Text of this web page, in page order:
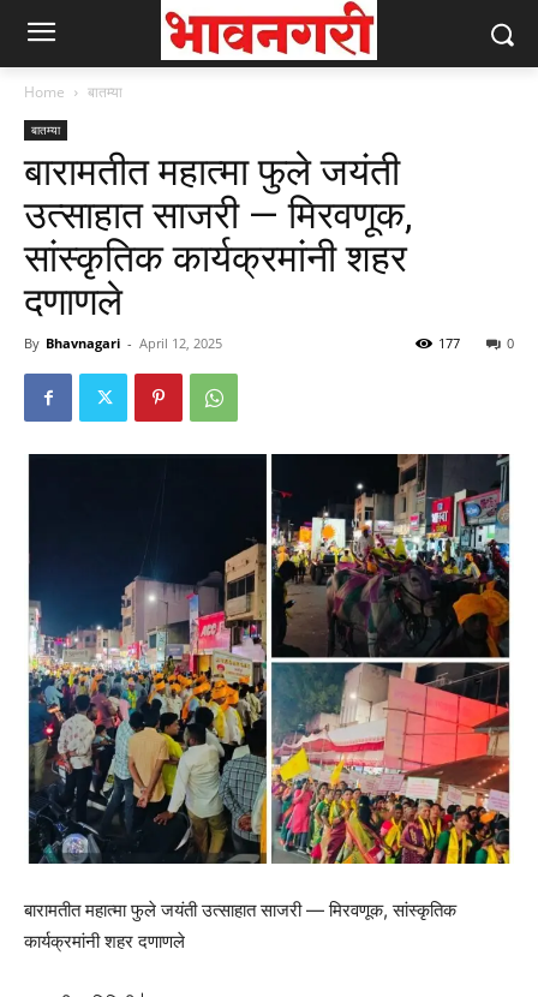
Home बातम्या
बातम्या
बारामतीत महात्मा फुले जयंती
उत्साहात साजरी — मिरवणूक,
सांस्कृतिक कार्यक्रमांनी शहर
दणाणले
By Bhavnagari - April 12, 2025 0
177
बारामतीत महात्मा फुले जयंती उत्साहात साजरी — मिरवणूक, सांस्कृतिक
कार्यक्रमांनी शहर दणाणले